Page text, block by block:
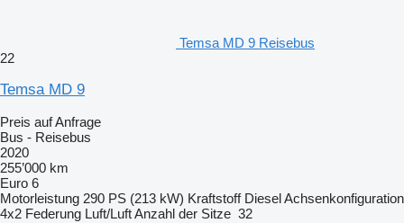
Temsa MD 9 Reisebus
22
Temsa MD 9
Preis auf Anfrage
Bus - Reisebus
2020
255’000 km
Euro 6
Motorleistung 290 PS (213 kW) Kraftstoff DieselAchsenkonfiguration
4x2 Federung Luft/LuftAnzahl der Sitze 32